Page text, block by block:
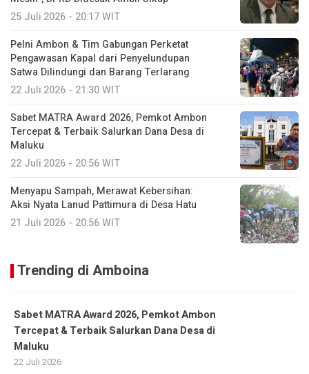
25 Juli 2026 - 20:17 WIT
Pelni Ambon & Tim Gabungan Perketat
Pengawasan Kapal dari Penyelundupan
Satwa Dilindungi dan Barang Terlarang
22 Juli 2026 - 21:30 WIT
Sabet MATRA Award 2026, Pemkot Ambon
Tercepat & Terbaik Salurkan Dana Desa di
Maluku
22 Juli 2026 - 20:56 WIT
Menyapu Sampah, Merawat Kebersihan:
Aksi Nyata Lanud Pattimura di Desa Hatu
21 Juli 2026 - 20:56 WIT
Trending di Amboina
Sabet MATRA Award 2026, Pemkot Ambon
Tercepat & Terbaik Salurkan Dana Desa di
Maluku
22 Juli 2026